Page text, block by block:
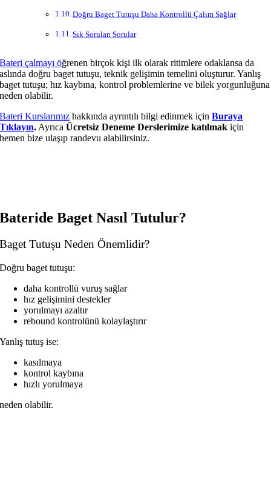
Doğru Baget Tutuşu Daha Kontrollü Çalım Sağlar
Sık Sorulan Sorular
Bateri çalmayı öğrenen birçok kişi ilk olarak ritimlere odaklansa da
aslında doğru baget tutuşu, teknik gelişimin temelini oluşturur. Yanlış
baget tutuşu; hız kaybına, kontrol problemlerine ve bilek yorgunluğuna
neden olabilir.
Bateri Kurslarımız hakkında ayrıntılı bilgi edinmek içinBuraya
Tıklayın. AyrıcaÜcretsiz Deneme Derslerimize katılmak için
hemen bize ulaşıp randevu alabilirsiniz.
Bateride Baget Nasıl Tutulur?
Baget Tutuşu Neden Önemlidir?
Doğru baget tutuşu:
daha kontrollü vuruş sağlar
hız gelişimini destekler
yorulmayı azaltır
rebound kontrolünü kolaylaştırır
Yanlış tutuş ise:
kasılmaya
kontrol kaybına
hızlı yorulmaya
neden olabilir.